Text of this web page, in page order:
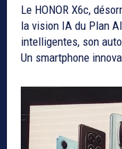
Le HONOR X6c,
la vision IA du Plan
intelligentes, son
Un smartphone